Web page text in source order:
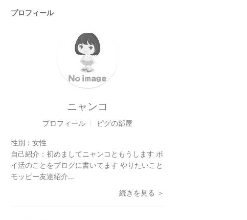
プロフィール
ニャンコ
プロフィール ピグの部屋
性別： 女性
自己紹介： 初めましてニャンコともうします ポ
イ活のことをブログに書いてます やりたいこと
モッピー友達紹介...
続きを見る ＞